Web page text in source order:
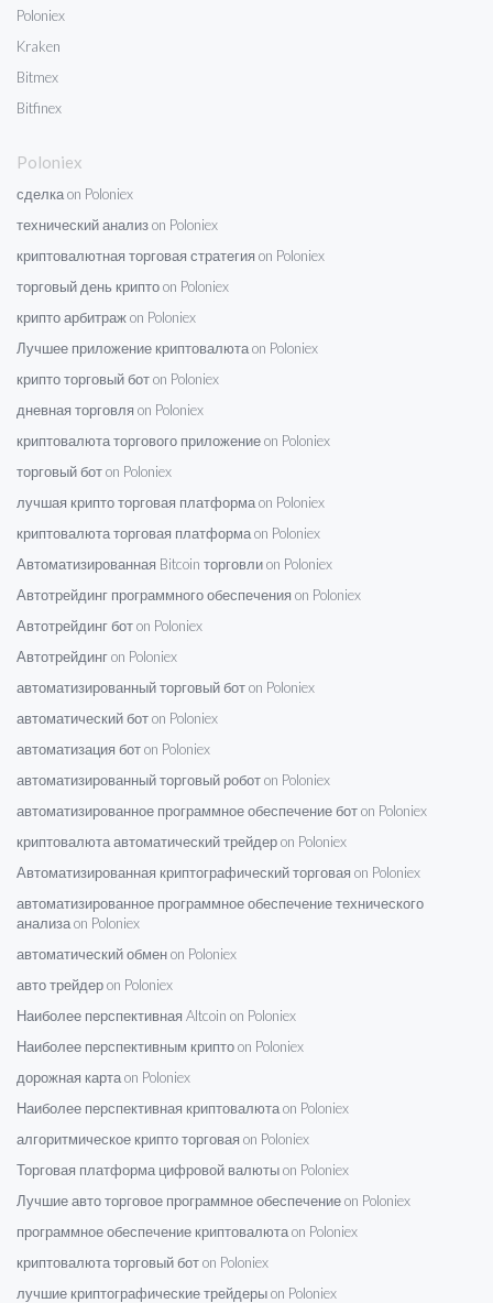
Poloniex
Kraken
Bitmex
Bitfinex
Poloniex
сделка on Poloniex
технический анализ on Poloniex
криптовалютная торговая стратегия on Poloniex
торговый день крипто on Poloniex
крипто арбитраж on Poloniex
Лучшее приложение криптовалюта on Poloniex
крипто торговый бот on Poloniex
дневная торговля on Poloniex
криптовалюта торгового приложение on Poloniex
торговый бот on Poloniex
лучшая крипто торговая платформа on Poloniex
криптовалюта торговая платформа on Poloniex
Автоматизированная Bitcoin торговли on Poloniex
Автотрейдинг программного обеспечения on Poloniex
Автотрейдинг бот on Poloniex
Автотрейдинг on Poloniex
автоматизированный торговый бот on Poloniex
автоматический бот on Poloniex
автоматизация бот on Poloniex
автоматизированный торговый робот on Poloniex
автоматизированное программное обеспечение бот on Poloniex
криптовалюта автоматический трейдер on Poloniex
Автоматизированная криптографический торговая on Poloniex
автоматизированное программное обеспечение технического
анализа on Poloniex
автоматический обмен on Poloniex
авто трейдер on Poloniex
Наиболее перспективная Altcoin on Poloniex
Наиболее перспективным крипто on Poloniex
дорожная карта on Poloniex
Наиболее перспективная криптовалюта on Poloniex
алгоритмическое крипто торговая on Poloniex
Торговая платформа цифровой валюты on Poloniex
Лучшие авто торговое программное обеспечение on Poloniex
программное обеспечение криптовалюта on Poloniex
криптовалюта торговый бот on Poloniex
лучшие криптографические трейдеры on Poloniex